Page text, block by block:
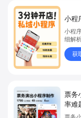
小程
小程
细解
商城
品上
货新
获
票务
率难